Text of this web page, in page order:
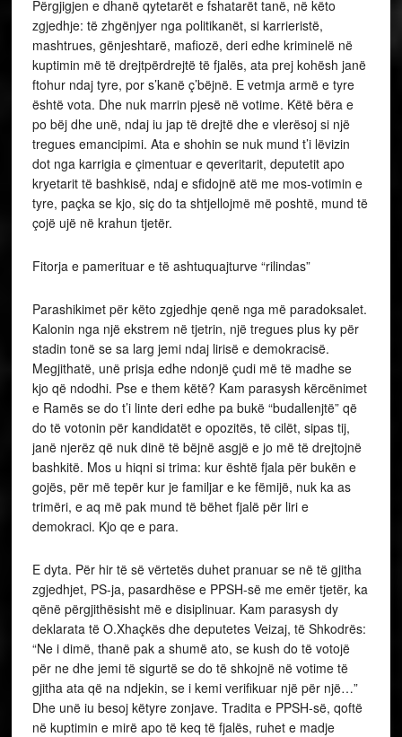
Përgjigjen e dhanë qytetarët e fshatarët tanë, në këto
zgjedhje: të zhgënjyer nga politikanët, si karrieristë,
mashtrues, gënjeshtarë, mafiozë, deri edhe kriminelë në
kuptimin më të drejtpërdrejtë të fjalës, ata prej kohësh janë
ftohur ndaj tyre, por s’kanë ç’bëjnë. E vetmja armë e tyre
është vota. Dhe nuk marrin pjesë në votime. Këtë bëra e
po bëj dhe unë, ndaj iu jap të drejtë dhe e vlerësoj si një
tregues emancipimi. Ata e shohin se nuk mund t’i lëvizin
dot nga karrigia e çimentuar e qeveritarit, deputetit apo
kryetarit të bashkisë, ndaj e sfidojnë atë me mos-votimin e
tyre, paçka se kjo, siç do ta shtjellojmë më poshtë, mund të
çojë ujë në krahun tjetër.
Fitorja e pamerituar e të ashtuquajturve “rilindas”
Parashikimet për këto zgjedhje qenë nga më paradoksalet.
Kalonin nga një ekstrem në tjetrin, një tregues plus ky për
stadin tonë se sa larg jemi ndaj lirisë e demokracisë.
Megjithatë, unë prisja edhe ndonjë çudi më të madhe se
kjo që ndodhi. Pse e them këtë? Kam parasysh kërcënimet
e Ramës se do t’i linte deri edhe pa bukë “budallenjtë” që
do të votonin për kandidatët e opozitës, të cilët, sipas tij,
janë njerëz që nuk dinë të bëjnë asgjë e jo më të drejtojnë
bashkitë. Mos u hiqni si trima: kur është fjala për bukën e
gojës, për më tepër kur je familjar e ke fëmijë, nuk ka as
trimëri, e aq më pak mund të bëhet fjalë për liri e
demokraci. Kjo qe e para.
E dyta. Për hir të së vërtetës duhet pranuar se në të gjitha
zgjedhjet, PS-ja, pasardhëse e PPSH-së me emër tjetër, ka
qënë përgjithësisht më e disiplinuar. Kam parasysh dy
deklarata të O.Xhaçkës dhe deputetes Veizaj, të Shkodrës:
“Ne i dimë, thanë pak a shumë ato, se kush do të votojë
për ne dhe jemi të sigurtë se do të shkojnë në votime të
gjitha ata që na ndjekin, se i kemi verifikuar një për një…”
Dhe unë iu besoj këtyre zonjave. Tradita e PPSH-së, qoftë
në kuptimin e mirë apo të keq të fjalës, ruhet e madje